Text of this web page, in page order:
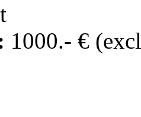
1000.- €